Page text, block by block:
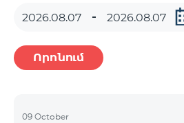
Որոնում
09 October